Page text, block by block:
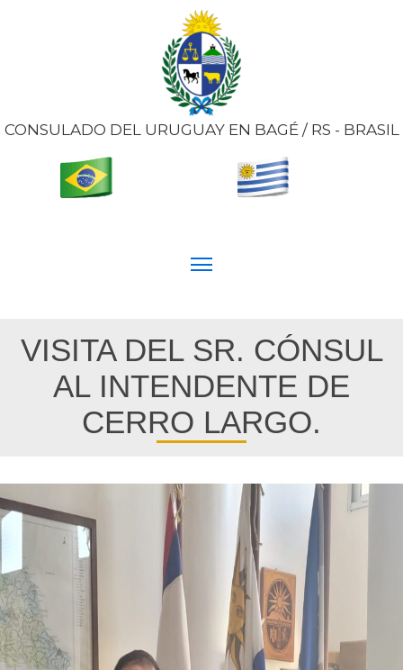
CONSULADO DEL URUGUAY EN BAGÉ / RS - BRASIL
VISITA DEL SR. CÓNSUL
AL INTENDENTE DE
CERRO LARGO.